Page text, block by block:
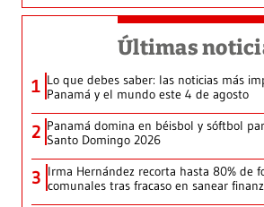
Últimas
1 Lo que debes saber: las noticias más
Panamá y el mundo este 4 de agosto
2 Panamá domina en béisbol y sóftbol
Santo Domingo 2026
3 Irma Hernández recorta hasta 80% de
comunales tras fracaso en sanear